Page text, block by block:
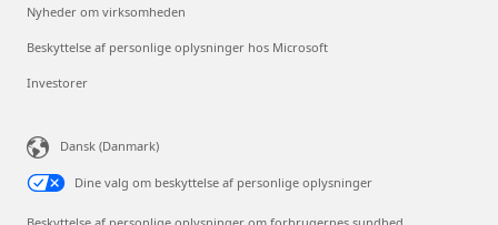
Nyheder om virksomheden
Beskyttelse af personlige oplysninger hos Microsoft
Investorer
Dansk (Danmark)
Dine valg om beskyttelse af personlige oplysninger